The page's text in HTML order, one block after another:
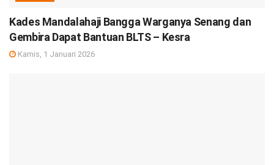
Kades Mandalahaji Bangga Warganya Senang dan
Gembira Dapat Bantuan BLTS – Kesra
Kamis, 1 Januari 2026